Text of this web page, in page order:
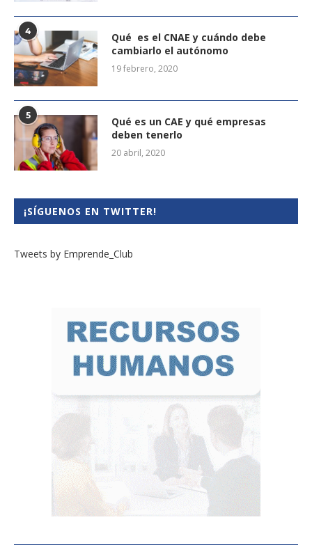
4
Qué es el CNAE y cuándo debe
cambiarlo el autónomo
19 febrero, 2020
5
Qué es un CAE y qué empresas
deben tenerlo
20 abril, 2020
¡SÍGUENOS EN TWITTER!
Tweets by Emprende_Club